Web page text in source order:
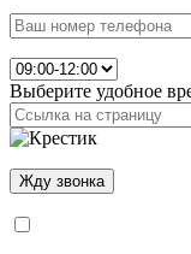
Выберите удобное